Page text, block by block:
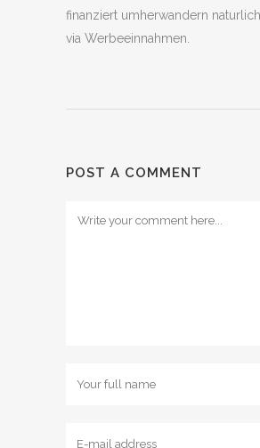
finanziert umherwandern
via Werbeeinnahmen.
POST A COMMENT